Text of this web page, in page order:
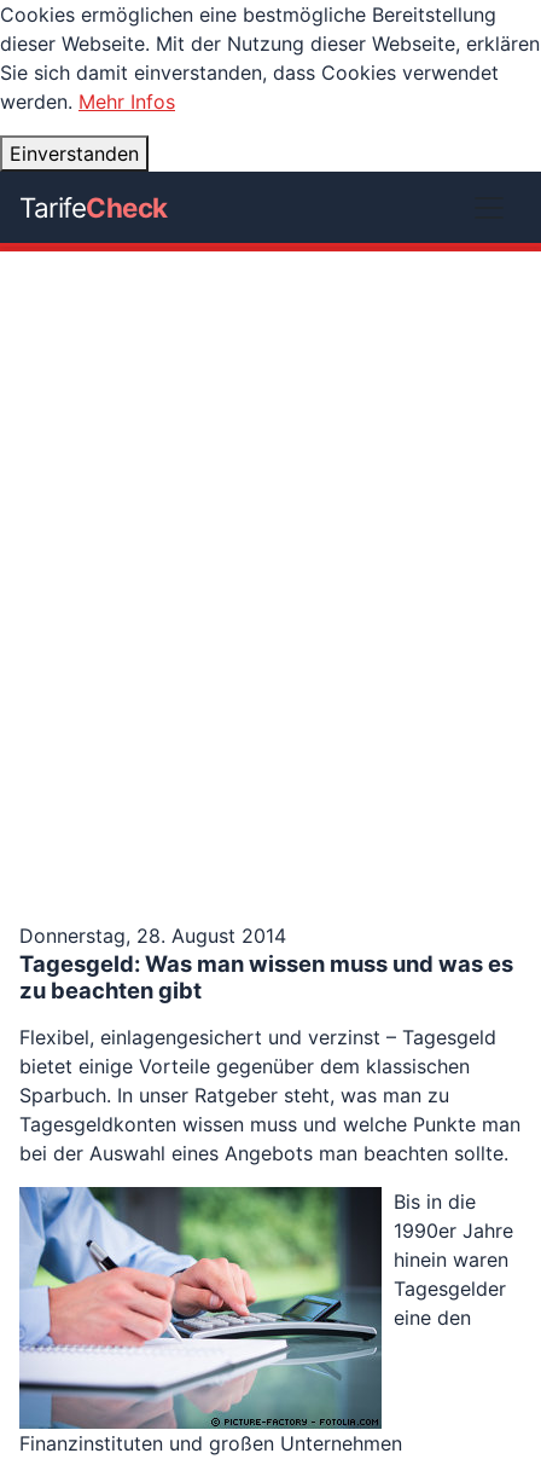
Cookies ermöglichen eine bestmögliche Bereitstellung
dieser Webseite. Mit der Nutzung dieser Webseite, erklären
Sie sich damit einverstanden, dass Cookies verwendet
werden. Mehr Infos
Einverstanden
TarifeCheck
Donnerstag, 28. August 2014
Tagesgeld: Was man wissen muss und was es
zu beachten gibt
Flexibel, einlagengesichert und verzinst – Tagesgeld
bietet einige Vorteile gegenüber dem klassischen
Sparbuch. In unser Ratgeber steht, was man zu
Tagesgeldkonten wissen muss und welche Punkte man
bei der Auswahl eines Angebots man beachten sollte.
Bis in die
1990er Jahre
hinein waren
Tagesgelder
eine den
Finanzinstituten und großen Unternehmen